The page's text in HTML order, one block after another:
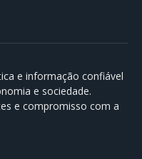
e informação confiável
e sociedade.
e compromisso com a